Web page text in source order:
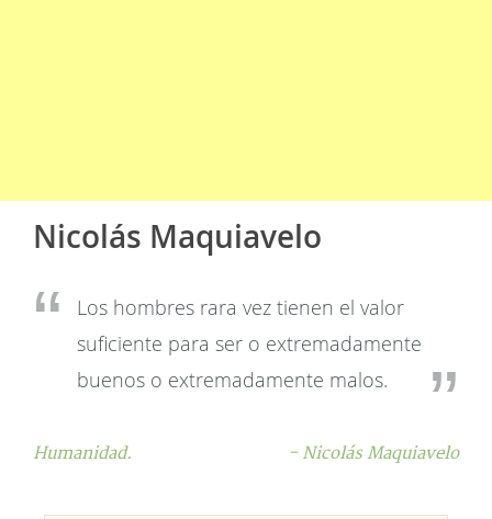
Nicolás Maquiavelo
Los hombres rara vez tienen el valor
suficiente para ser o extremadamente
buenos o extremadamente malos.
Humanidad. - Nicolás Maquiavelo